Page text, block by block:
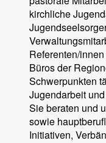
kirchliche
Referenten/
Büros der
Schwerpunkten
Jugendarbeit
Sie beraten und
sowie
Initiativen,